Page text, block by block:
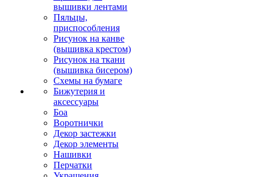
вышивки лентами
Пяльцы,
приспособления
Рисунок на канве
(вышивка крестом)
Рисунок на ткани
(вышивка бисером)
Схемы на бумаге
Бижутерия и
аксессуары
Боа
Воротнички
Декор застежки
Декор элементы
Нашивки
Перчатки